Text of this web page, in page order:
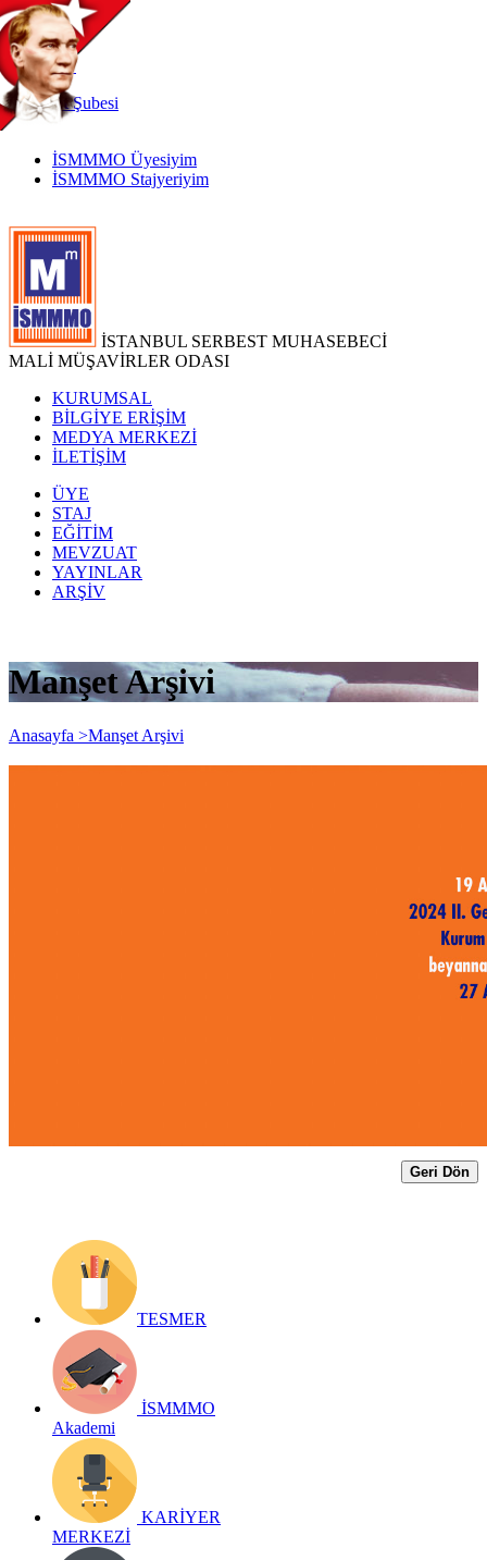
TR
|
EN
İnternetŞubesi
İSMMMO Üyesiyim
İSMMMO Stajyeriyim
İSTANBUL SERBEST MUHASEBECİ
MALİ MÜŞAVİRLER ODASI
KURUMSAL
BİLGİYE ERİŞİM
MEDYA MERKEZİ
İLETİŞİM
ÜYE
STAJ
EĞİTİM
MEVZUAT
YAYINLAR
ARŞİV
Manşet Arşivi
Anasayfa >Manşet Arşivi
Geri Dön
TESMER
İSMMMO
Akademi
KARİYER
MERKEZİ